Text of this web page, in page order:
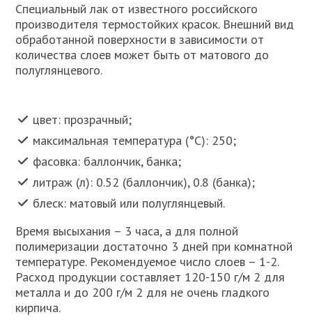
Специальный лак от известного российского
производителя термостойких красок. Внешний вид
обработанной поверхности в зависимости от
количества слоев может быть от матового до
полуглянцевого.
цвет: прозрачный;
максимальная температура (°C): 250;
фасовка: баллончик, банка;
литраж (л): 0.52 (баллончик), 0.8 (банка);
блеск: матовый или полуглянцевый.
Время высыхания – 3 часа, а для полной
полимеризации достаточно 3 дней при комнатной
температуре. Рекомендуемое число слоев – 1-2.
Расход продукции составляет 120-150 г/м 2 для
металла и до 200 г/м 2 для не очень гладкого
кирпича.